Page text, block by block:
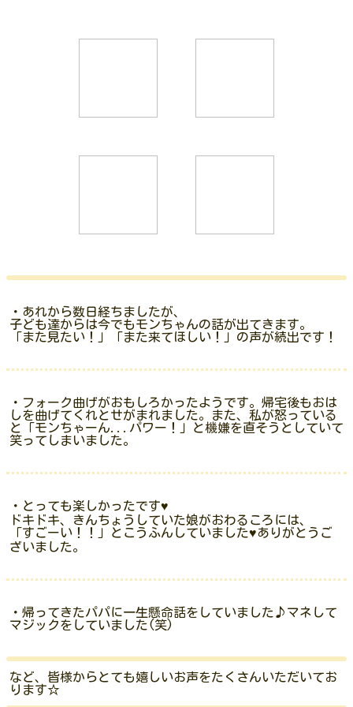
・あれから数日経ちましたが、
子ども達からは今でもモンちゃんの話が出てきます。
「また見たい！」「また来てほしい！」の声が続出です！
・フォーク曲げがおもしろかったようです。帰宅後もおは
しを曲げてくれとせがまれました。また、私が怒っている
と「モンちゃーん...パワー！」と機嫌を直そうとしていて
笑ってしまいました。
・とっても楽しかったです♥
ドキドキ、きんちょうしていた娘がおわるころには、
「すごーい！！」とこうふんしていました♥ありがとうご
ざいました。
・帰ってきたパパに一生懸命話をしていました♪マネして
マジックをしていました(笑)
など、皆様からとても嬉しいお声をたくさんいただいてお
ります☆